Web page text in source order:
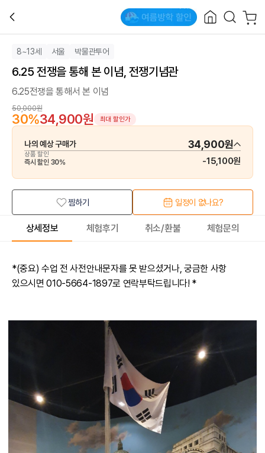
8~13세 서울 박물관투어
6.25 전쟁을 통해 본 이념, 전쟁기념관
6.25전쟁을 통해서 본 이념
50,000원
30%34,900원 최대 할인가
나의 예상 구매가 34,900원
상품 할인
즉시 할인 30% -15,100원
찜하기 일정이 없나요?
상세정보 체험후기 취소/환불 체험문의
*(중요) 수업 전 사전안내문자를 못 받으셨거나, 궁금한 사항
있으시면 010-5664-1897로 연락부탁드립니다! *